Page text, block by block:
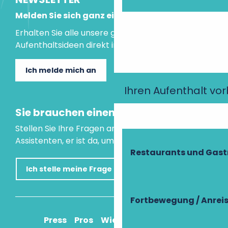
Ihren Aufenthalt
Restaurants und
Fortbewegung /
Melden Sie sich ganz einfach an!
Erhalten Sie alle unsere guten Tipps und
Aufenthaltsideen direkt in Ihre Mailbox.
Ich melde mich an
Sie brauchen einen Rat?
Stellen Sie Ihre Fragen an unseren virtuellen
Assistenten, er ist da, um Ihnen zu helfen.
Ich stelle meine Frage
Press Pros Wie komme ich an?